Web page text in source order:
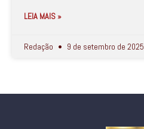
LEIA MAIS »
Redação 9 de setembro de 2025